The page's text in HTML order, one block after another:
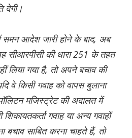
देगी।
समन आदेश जारी होने के बाद, अब
सीआरपीसी की धारा 251 के तहत
लिया गया है, तो अपने बचाव की
वे किसी गवाह को वापस बुलाना
मजिस्ट्रेट की अदालत में
गवाह या अन्य गवाहों
बचाव साबित करना चाहते हैं, तो